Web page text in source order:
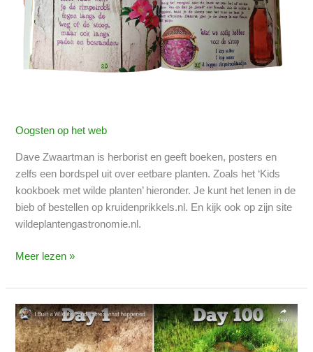
Oogsten op het web
Dave Zwaartman is herborist en geeft boeken, posters en
zelfs een bordspel uit over eetbare planten. Zoals het ‘Kids
kookboek met wilde planten’ hieronder. Je kunt het lenen in de
bieb of bestellen op kruidenprikkels.nl. En kijk ook op zijn site
wildeplantengastronomie.nl.
Meer lezen »
Wil
jij
ook